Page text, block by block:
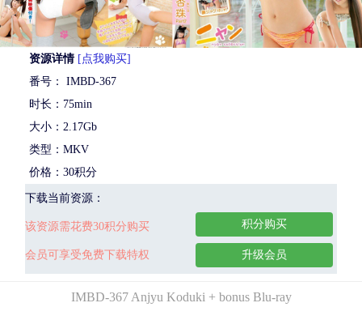
资源详情 [点我购买]
番号： IMBD-367
时长：75min
大小：2.17Gb
类型：MKV
价格：30积分
下载当前资源：
该资源需花费30积分购买
会员可享受免费下载特权
积分购买
升级会员
IMBD-367 Anjyu Koduki + bonus Blu-ray